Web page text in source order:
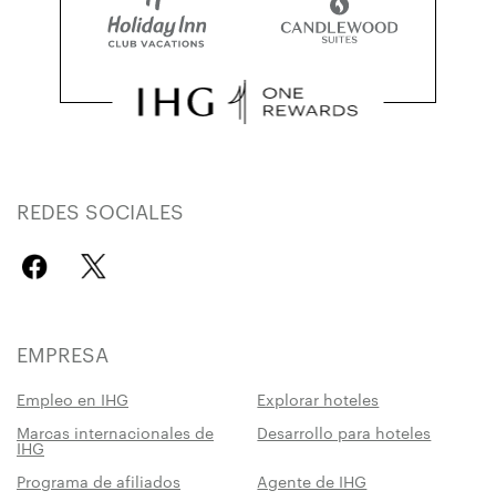
REDES SOCIALES
EMPRESA
Empleo en IHG
Explorar hoteles
Marcas internacionales de
IHG
Desarrollo para hoteles
Programa de afiliados
Agente de IHG